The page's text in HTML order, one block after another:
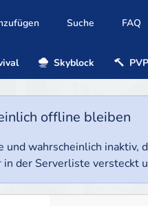
Suche FAQ
Skyblock PVP
offline bleiben
wahrscheinlich
der Serverliste versteckt